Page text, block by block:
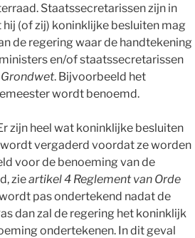
Staatssecretarissen zijn in
(of zij) koninklijke besluiten mag
de regering waar de handtekening
en/of staatssecretarissen
. Bijvoorbeeld het
wordt benoemd.
zijn heel wat koninklijke besluiten
vergaderd voordat ze worden
voor de benoeming van de
zieartikel 4 Reglement van Orde
wordt pas ondertekend nadat de
dan zal de regering het koninklijk
ondertekenen. In dit geval